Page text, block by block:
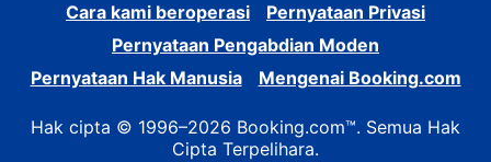
Cara kami beroperasi
Pernyataan Privasi
Pernyataan Pengabdian Moden
Pernyataan Hak Manusia
Mengenai Booking.com
Hak cipta © 1996–2026 Booking.com™. Semua Hak
Cipta Terpelihara.